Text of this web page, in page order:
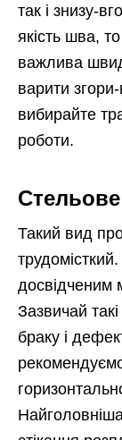
так і знизу-
якість шва,
важлива
варити
вибирайте
роботи.
Такий вид
досвідченим
Зазвичай
браку і